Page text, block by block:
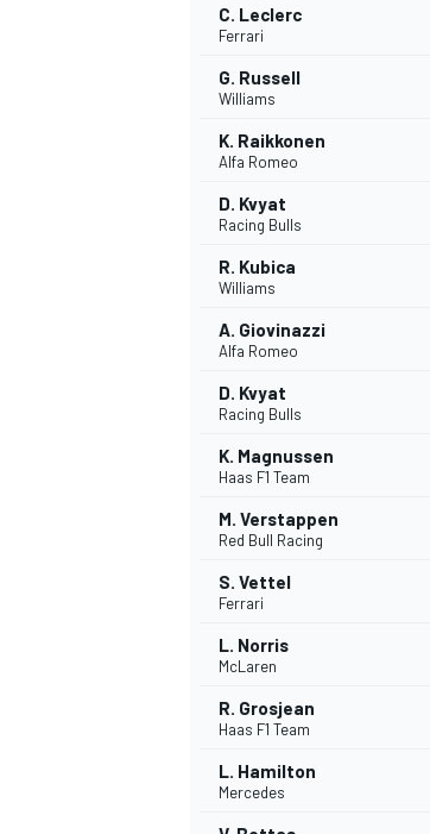
C. Leclerc
Ferrari
G. Russell
Williams
K. Raikkonen
Alfa Romeo
D. Kvyat
Racing Bulls
R. Kubica
Williams
A. Giovinazzi
Alfa Romeo
D. Kvyat
Racing Bulls
K. Magnussen
Haas F1 Team
M. Verstappen
Red Bull Racing
S. Vettel
Ferrari
L. Norris
McLaren
R. Grosjean
Haas F1 Team
L. Hamilton
Mercedes